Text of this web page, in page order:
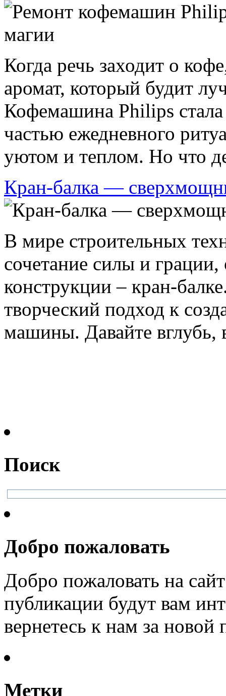
Когда речь заходит о
аромат, который будит
Кофемашина Philips
частью ежедневного
уютом и теплом. Но что
Кран-балка —
В мире строительных
сочетание силы и
конструкции – кран-
творческий подход к
машины. Давайте вглубь,
Поиск
Добро пожаловать
Добро пожаловать на
публикации будут вам
вернетесь к нам за
Метки